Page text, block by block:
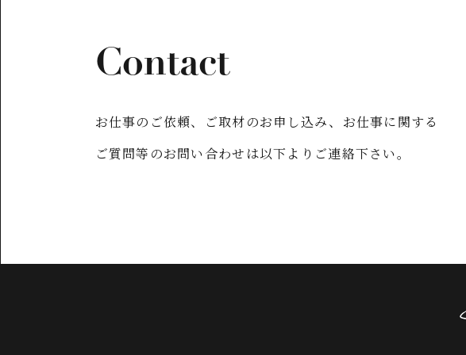
Contact
お仕事のご依頼、ご取材のお申し込み、お仕事に関する
ご質問等のお問い合わせは以下よりご連絡下さい。